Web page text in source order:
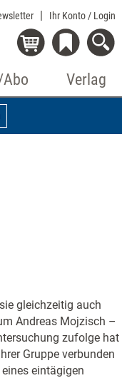
Ihr Konto / Login
Verlag
gleichzeitig auch
Andreas Mojzisch –
zufolge hat
Gruppe verbunden
eintägigen